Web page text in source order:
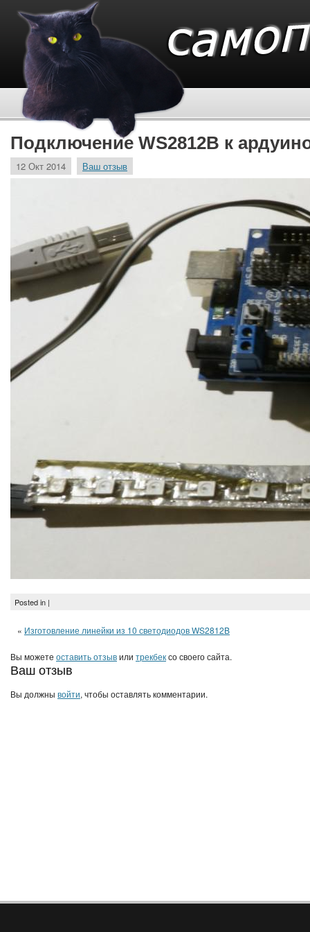
Подключение WS2812B к
12 Окт 2014 Ваш отзыв
Posted in |
« Изготовление линейки из 10 светодиодов WS2812B
Вы можете оставить отзывили трекбексо своего сайта.
Ваш отзыв
Вы должны войти, чтобы оставлять комментарии.